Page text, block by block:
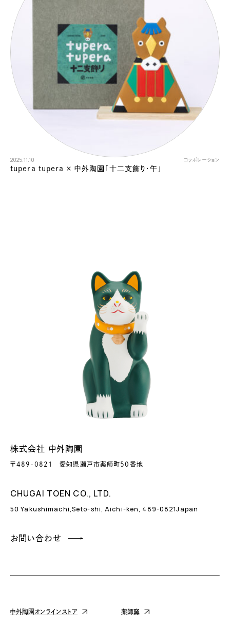
2025.11.10 コラボレーション
tupera tupera × 中外陶園「十二支飾り・午」
株式会社 中外陶園
〒489-0821愛知県瀬戸市薬師町50番地
CHUGAI TOEN CO., LTD.
50 Yakushimachi,Seto-shi,Aichi-ken, 489-0821Japan
お問い合わせ
中外陶園オンラインストア 薬師窯